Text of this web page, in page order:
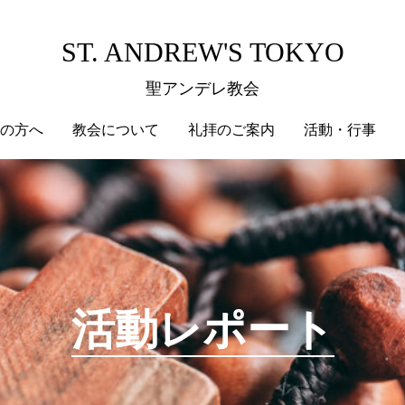
ST. ANDREW'S TOKYO
聖アンデレ教会
方へ 教会について 礼拝のご案内 活動・行事
活動レポート